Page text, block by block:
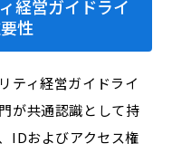
経営ガイドライ
性
ティ経営ガイドライ
が共通認識として持
IDおよびアクセス権